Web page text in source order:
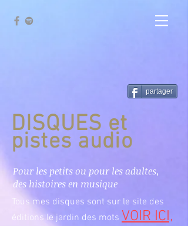
partager
DISQUES et
pistes audio
Pour les petits ou pour les adultes,
des histoires en musique
Tous mes disques sont sur le site des
éditions le jardin des mots VOIR ICI,